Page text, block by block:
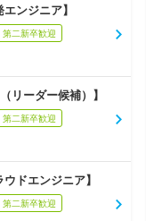
ンジニア】
第二新卒歓迎
リーダー候補）】
第二新卒歓迎
ドエンジニア】
第二新卒歓迎